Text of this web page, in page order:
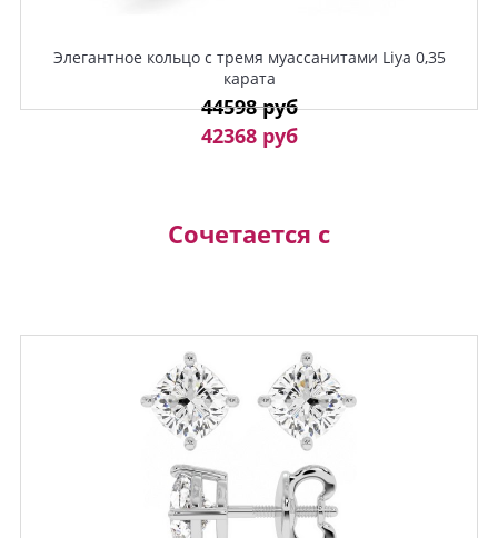
Элегантное кольцо с тремя муассанитами Liya 0,35
карата
44598 руб
42368 руб
Сочетается с